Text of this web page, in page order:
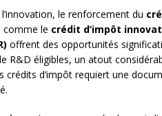
le renforcement du
comme le crédit d’impôt
offrent des opportunités
R&D éligibles, un atout
crédits d’impôt requiert une